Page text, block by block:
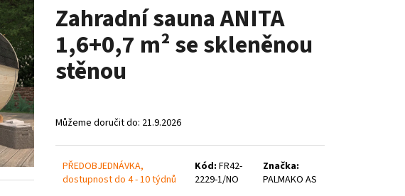
produktu
je
0,0
z
hvězdiček.
Zahradní sauna ANITA
1,6+0,7 m² se skleněnou
stěnou
Můžeme doručit do: 21.9.2026
PŘEDOBJEDNÁVKA,
dostupnost do 4 - 10 týdnů
Kód: FR42-
2229-1/NO
Značka:
PALMAKO AS
DĚTSKÉ HŘIŠTĚ BRENDA